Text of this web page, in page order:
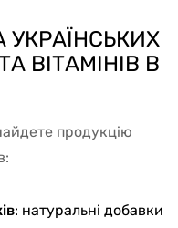
ВІТАМІНІВ В
продукцію
: натуральні добавки